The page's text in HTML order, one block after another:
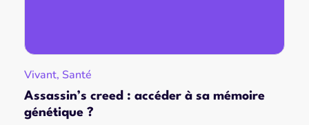
Vivant, Santé
Assassin’s creed : accéder à sa mémoire
génétique ?